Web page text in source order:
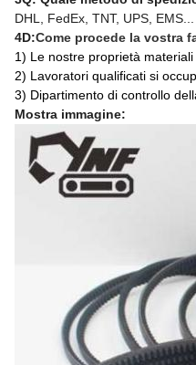
DHL, FedEx, TNT, UPS,
4D:Come procede la vostra
1) Le nostre proprietà
2) Lavoratori qualificati si
3) Dipartimento di controllo
Mostra immagine: